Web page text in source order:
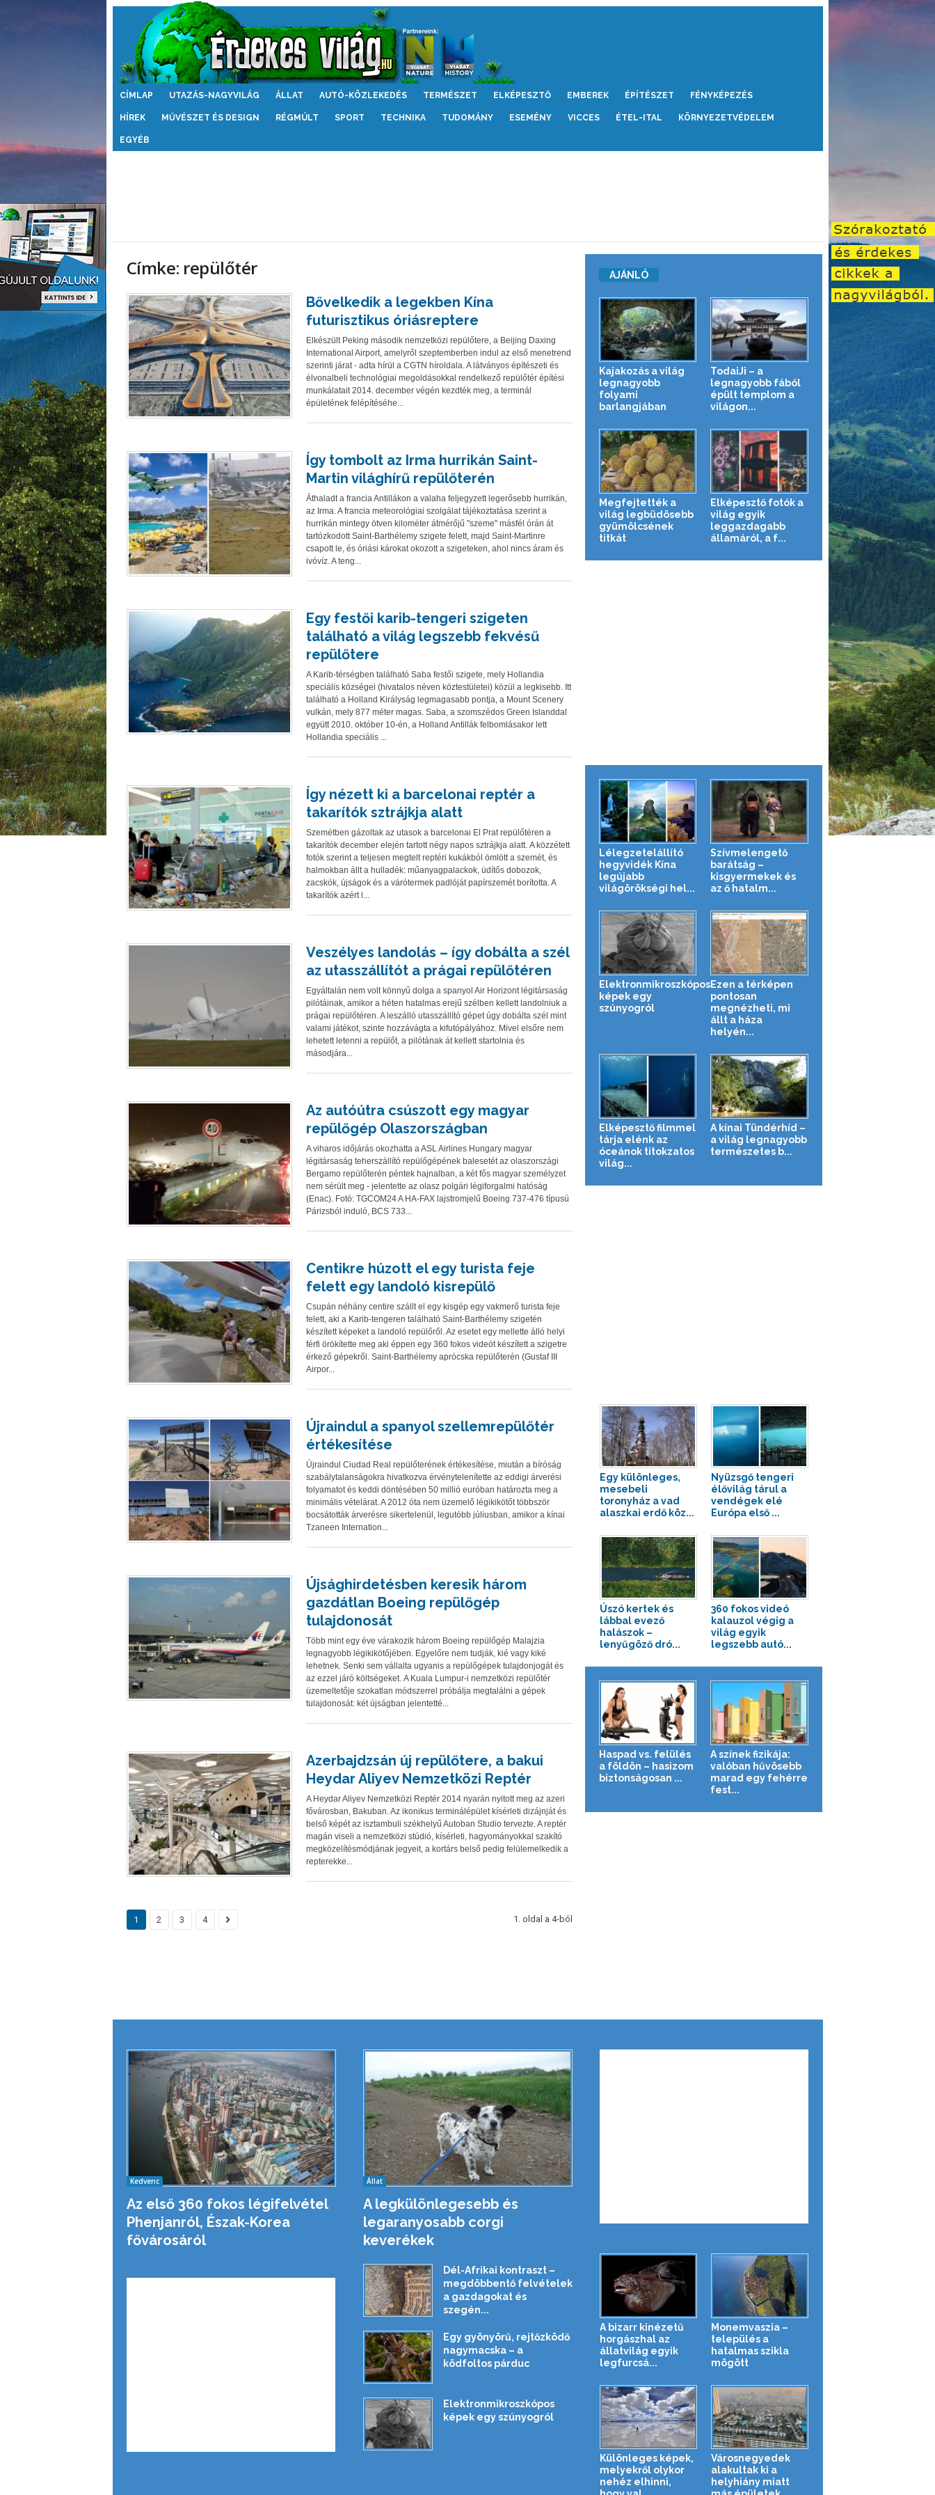
Érdekes
CÍMLAP UTAZÁS-NAGYVILÁG ÁLLAT AUTÓ-KÖZLEKEDÉS TERMÉSZET ELKÉPESZTŐ EMBEREK ÉPÍTÉSZET FÉNYKÉPEZÉS
HÍREK MŰVÉSZET ÉS DESIGN RÉGMÚLT SPORT TECHNIKA TUDOMÁNY ESEMÉNY VICCES ÉTEL-ITAL KÖRNYEZETVÉDELEM
EGYÉB
Címke: repülőtér
Bővelkedik a legekben Kína
futurisztikus óriásreptere
Elkészült Peking második nemzetközi repülőtere, a Beijing Daxing
International Airport, amelyről szeptemberben indul az első menetrend
szerinti járat - adta hírül a CGTN híroldala. A látványos építészeti és
élvonalbeli technológiai megoldásokkal rendelkező repülőtér építési
munkálatait 2014. december végén kezdték meg, a terminál
épületének felépítéséhe...
Így tombolt az Irma hurrikán Saint-
Martin világhírű repülőterén
Áthaladt a francia Antillákon a valaha feljegyzett legerősebb hurrikán,
az Irma. A francia meteorológiai szolgálat tájékoztatása szerint a
hurrikán mintegy ötven kilométer átmérőjű "szeme" másfél órán át
tartózkodott Saint-Barthélemy szigete felett, majd Saint-Martinre
csapott le, és óriási károkat okozott a szigeteken, ahol nincs áram és
ivóvíz. A teng...
Egy festői karib-tengeri szigeten
található a világ legszebb fekvésű
repülőtere
A Karib-térségben található Saba festői szigete, mely Hollandia
speciális községei (hivatalos néven köztestületei) közül a legkisebb. Itt
található a Holland Királyság legmagasabb pontja, a Mount Scenery
vulkán, mely 877 méter magas. Saba, a szomszédos Green Islanddal
együtt 2010. október 10-én, a Holland Antillák felbomlásakor lett
Hollandia speciális ...
Így nézett ki a barcelonai reptér a
takarítók sztrájkja alatt
Szemétben gázoltak az utasok a barcelonai El Prat repülőtéren a
takarítók december elején tartott négy napos sztrájkja alatt. A közzétett
fotók szerint a teljesen megtelt reptéri kukákból ömlött a szemét, és
halmokban állt a hulladék: műanyagpalackok, üdítős dobozok,
zacskók, újságok és a várótermek padlóját papírszemét borította. A
takarítók azért l...
Veszélyes landolás – így dobálta a szél
az utasszállítót a prágai repülőtéren
Egyáltalán nem volt könnyű dolga a spanyol Air Horizont légitársaság
pilótáinak, amikor a héten hatalmas erejű szélben kellett landolniuk a
prágai repülőtéren. A leszálló utasszállító gépet úgy dobálta szél mint
valami játékot, szinte hozzávágta a kifutópályához. Mivel elsőre nem
lehetett letenni a repülőt, a pilótának át kellett startolnia és
másodjára...
Az autóútra csúszott egy magyar
repülőgép Olaszországban
A viharos időjárás okozhatta a ASL Airlines Hungary magyar
légitársaság teherszállító repülőgépének balesetét az olaszországi
Bergamo repülőterén péntek hajnalban, a két fős magyar személyzet
nem sérült meg - jelentette az olasz polgári légiforgalmi hatóság
(Enac). Fotó: TGCOM24 A HA-FAX lajstromjelű Boeing 737-476 típusú
Párizsból induló, BCS 733...
Centikre húzott el egy turista feje
felett egy landoló kisrepülő
Csupán néhány centire szállt el egy kisgép egy vakmerő turista feje
felett, aki a Karib-tengeren található Saint-Barthélemy szigetén
készített képeket a landoló repülőről. Az esetet egy mellette álló helyi
férfi örökítette meg aki éppen egy 360 fokos videót készített a szigetre
érkező gépekről. Saint-Barthélemy aprócska repülőterén (Gustaf III
Airpor...
Újraindul a spanyol szellemrepülőtér
értékesítése
Újraindul Ciudad Real repülőterének értékesítése, miután a bíróság
szabálytalanságokra hivatkozva érvénytelenítette az eddigi árverési
folyamatot és keddi döntésében 50 millió euróban határozta meg a
minimális vételárat. A 2012 óta nem üzemelő légikikötőt többször
bocsátották árverésre sikertelenül, legutóbb júliusban, amikor a kínai
Tzaneen Internation...
Újsághirdetésben keresik három
gazdátlan Boeing repülőgép
tulajdonosát
Több mint egy éve várakozik három Boeing repülőgép Malajzia
legnagyobb légikikötőjében. Egyelőre nem tudják, kié vagy kiké
lehetnek. Senki sem vállalta ugyanis a repülőgépek tulajdonjogát és
az ezzel járó költségeket. A Kuala Lumpur-i nemzetközi repülőtér
üzemeltetője szokatlan módszerrel próbálja megtalálni a gépek
tulajdonosát: két újságban jelentetté...
Azerbajdzsán új repülőtere, a bakui
Heydar Aliyev Nemzetközi Reptér
A Heydar Aliyev Nemzetközi Reptér 2014 nyarán nyitott meg az azeri
fővárosban, Bakuban. Az ikonikus terminálépület kísérleti dizájnját és
belső képét az isztambuli székhelyű Autoban Studio tervezte. A reptér
magán viseli a nemzetközi stúdió, kísérleti, hagyományokkal szakító
megközelítésmódjának jegyeit, a kortárs belső pedig felülemelkedik a
repterekke...
1 2 3 4 1. oldal a 4-ból
AJÁNLÓ
Kajakozás a világ
legnagyobb
folyami
barlangjában
TodaiJi – a
legnagyobb fából
épült templom a
világon...
Megfejtették a
világ legbüdösebb
gyümölcsének
titkát
Elképesztő fotók a
világ egyik
leggazdagabb
államáról, a f...
Lélegzetelállító
hegyvidék Kína
legújabb
világörökségi hel...
Szívmelengető
barátság –
kisgyermekek és
az ő hatalm...
Elektronmikroszkópos
képek egy
szúnyogról
Ezen a térképen
pontosan
megnézheti, mi
állt a háza
helyén...
Elképesztő filmmel
tárja elénk az
óceánok titokzatos
világ...
A kínai Tündérhíd –
a világ legnagyobb
természetes b...
Egy különleges,
mesebeli
toronyház a vad
alaszkai erdő köz...
Nyüzsgő tengeri
élővilág tárul a
vendégek elé
Európa első ...
Úszó kertek és
lábbal evező
halászok –
lenyűgöző dró...
360 fokos videó
kalauzol végig a
világ egyik
legszebb autó...
Haspad vs. felülés
a földön – hasizom
biztonságosan ...
A színek fizikája:
valóban hűvösebb
marad egy fehérre
fest...
Kedvenc
Az első 360 fokos légifelvétel
Phenjanról, Észak-Korea
fővárosáról
Állat
A legkülönlegesebb és
legaranyosabb corgi
keverékek
Dél-Afrikai kontraszt –
megdöbbentő felvételek
a gazdagokat és
szegén...
Egy gyönyörű, rejtőzködő
nagymacska – a
ködfoltos párduc
Elektronmikroszkópos
képek egy szúnyogról
A bizarr kinézetű
horgászhal az
állatvilág egyik
legfurcsá...
Monemvaszia –
település a
hatalmas szikla
mögött
Különleges képek,
melyekről olykor
nehéz elhinni,
Városnegyedek
alakultak ki a
helyhiány miatt